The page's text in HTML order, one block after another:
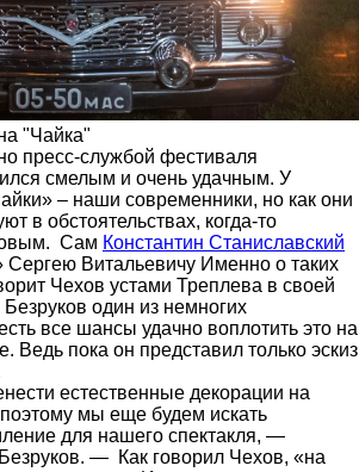
"Чайка"
пресс-службой фестиваля
смелым и очень удачным. У
– наши современники, но как они
в обстоятельствах, когда-то
Сам Константин Станиславский
Сергею Витальевичу Именно о таких
Чехов устами Треплева в своей
один из немногих
все шансы удачно воплотить это на
Ведь пока он представил только эскиз
естественные декорации на
мы еще будем искать
для нашего спектакля, —
. — Как говорил Чехов, «на